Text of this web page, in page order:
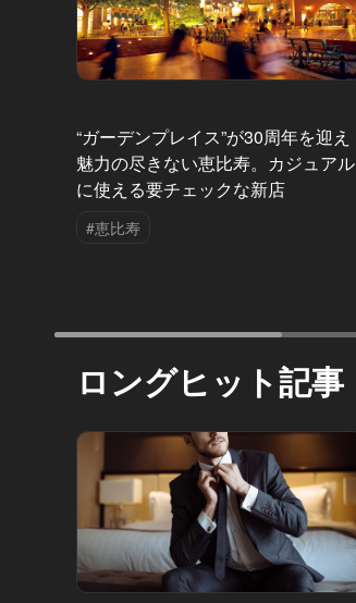
“ガーデンプレイス”が30周年を迎え
魅力の尽きない恵比寿。カジュアル
に使える要チェックな新店
#恵比寿
ロングヒット記事